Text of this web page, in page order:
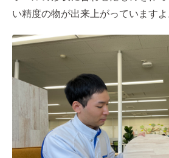
い精度の物が出来上がっていますよ